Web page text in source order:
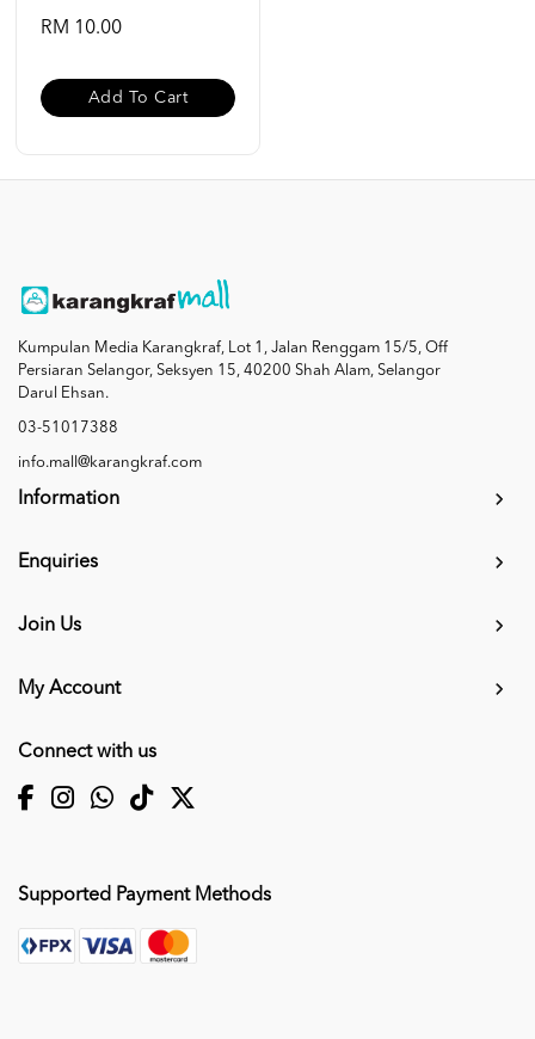
RM 10.00
Add To Cart
Kumpulan Media Karangkraf, Lot 1, Jalan Renggam 15/5, Off
Persiaran Selangor, Seksyen 15, 40200 Shah Alam, Selangor
Darul Ehsan.
03-51017388
info.mall@karangkraf.com
Information
Enquiries
Join Us
My Account
Connect with us
Supported Payment Methods